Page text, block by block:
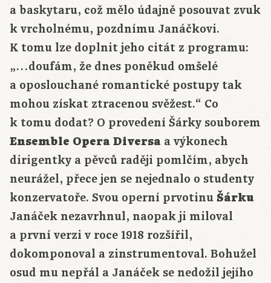
a baskytaru, což mělo údajně posouvat zvuk
k vrcholnému, pozdnímu Janáčkovi.
K tomu lze doplnit jeho citát z programu:
„…doufám, že dnes poněkud omšelé
a oposlouchané romantické postupy tak
mohou získat ztracenou svěžest.“ Co
k tomu dodat? O provedení Šárky souborem
Ensemble Opera Diversa a výkonech
dirigentky a pěvců raději pomlčím, abych
neurážel, přece jen se nejednalo o studenty
konzervatoře. Svou operní prvotinuŠárku
Janáček nezavrhnul, naopak ji miloval
a první verzi v roce 1918 rozšířil,
dokomponoval a zinstrumentoval. Bohužel
osud mu nepřál a Janáček se nedožil jejího